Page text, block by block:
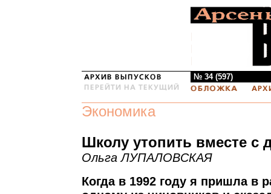
№ 34 (597)
Экономика
Школу утопить вместе с
Ольга ЛУПАЛОВСКАЯ
Когда в 1992 году я пришла в